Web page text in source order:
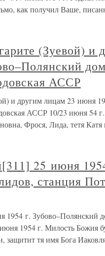
как получил Ваше,
(Зуевой) и
АССР
и другим лицам 23 июня
АССР 10/23 июня 54
Фрося, Лида, тетя Катя
25 июня
станция
г. Зубово–Полянский
1954 г. Милость Божия
защитит тя имя Бога